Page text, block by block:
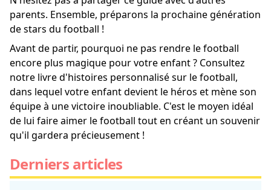
parents. Ensemble, préparons la prochaine génération
de stars du football !
Avant de partir, pourquoi ne pas rendre le football
encore plus magique pour votre enfant ? Consultez
notre livre d'histoires personnalisé sur le football,
dans lequel votre enfant devient le héros et mène son
équipe à une victoire inoubliable. C'est le moyen idéal
de lui faire aimer le football tout en créant un souvenir
qu'il gardera précieusement !
Derniers articles